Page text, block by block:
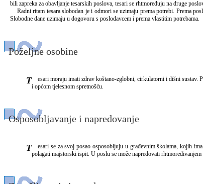
bili zapreka za obavljanje tesarskih poslova, tesari se rhtmoređuju na druge
Radni ritam tesara slobodan je i odmori se uzimaju prema potrebi. Prema
Slobodne dane uzimaju u dogovoru s poslodavcem i prema vlastitim potrebama.
Poželjne osobine
Tesari moraju imati zdrav koštano-zglobni, cirkulatorni i dišni sustav. Prijeko su potrebni uredan vid i vidno polje te osjećaj ravnoteže. Strah od visine i preosjetljivost na buku onemogućuju rad u tesarskom zanimanju. Naglašen je zahtjev za emocionalnom stabilnošću
i općom tjelesnom spretnošću.
Osposobljavanje i napredovanje
Tesari se za svoj posao osposobljuju u građevnim školama, kojih ima u Hrvatskoj ima u više gradova, i to za industrijsko i obrtničko zanimanje. Izobrazba za tesare traje tri godine, a za pomoćne tesare pet mjeseci. Nakon trogodišnje prakse u struci, tesari mogu
polagati majstorski ispit. U poslu se može napredovati